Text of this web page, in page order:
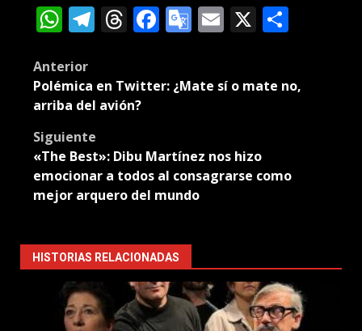
WhatsApp
Telegram
Threads
Facebook
Google
Email
X
Post
navigation
Anterior
Polémica en Twitter: ¿Mate sí o mate no,
arriba del avión?
Siguiente
«The Best»: Dibu Martínez nos hizo
emocionar a todos al consagrarse como
mejor arquero del mundo
HISTORIAS RELACIONADAS